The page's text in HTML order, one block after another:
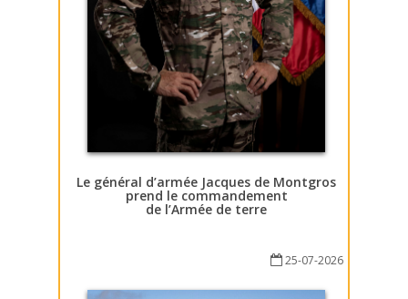
Le général d’armée Jacques de Montgros
prend le commandement
de l’Armée de terre
25-07-2026